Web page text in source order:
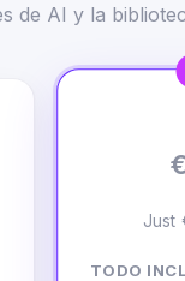
de AI y la
€
Just
TODO